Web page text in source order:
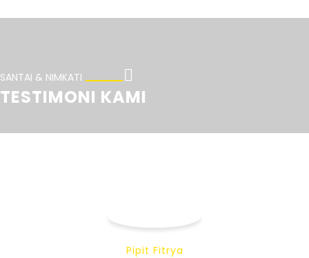
SANTAI & NIMKATI
TESTIMONI KAMI
Pipit Fitrya